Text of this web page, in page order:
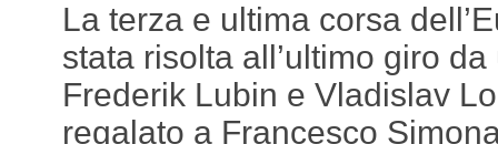
La terza e ultima corsa
stata risolta all’ultimo giro
Frederik Lubin e Vladislav
regalato a Francesco